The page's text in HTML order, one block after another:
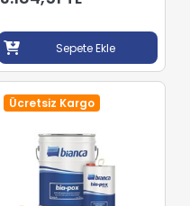
Sepete Ekle
Ücretsiz Kargo